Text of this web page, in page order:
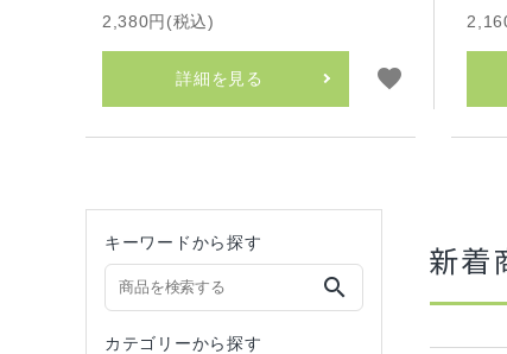
2,380円(税込)
詳細を見る favorite
新着
キーワードから探す
search
カテゴリーから探す